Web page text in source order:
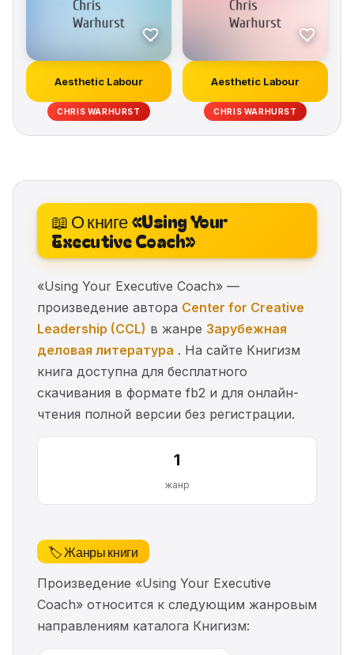
Aesthetic Labour
CHRIS WARHURST
Aesthetic Labour
CHRIS WARHURST
📖 О книге «Using Your
Executive Coach»
«Using Your Executive Coach» —
произведение автора Center for Creative
Leadership (CCL) в жанре Зарубежная
деловая литература . На сайте Книгизм
книга доступна для бесплатного
скачивания в формате fb2 и для онлайн-
чтения полной версии без регистрации.
1
жанр
🏷️ Жанры книги
Произведение «Using Your Executive
Coach» относится к следующим жанровым
направлениям каталога Книгизм: